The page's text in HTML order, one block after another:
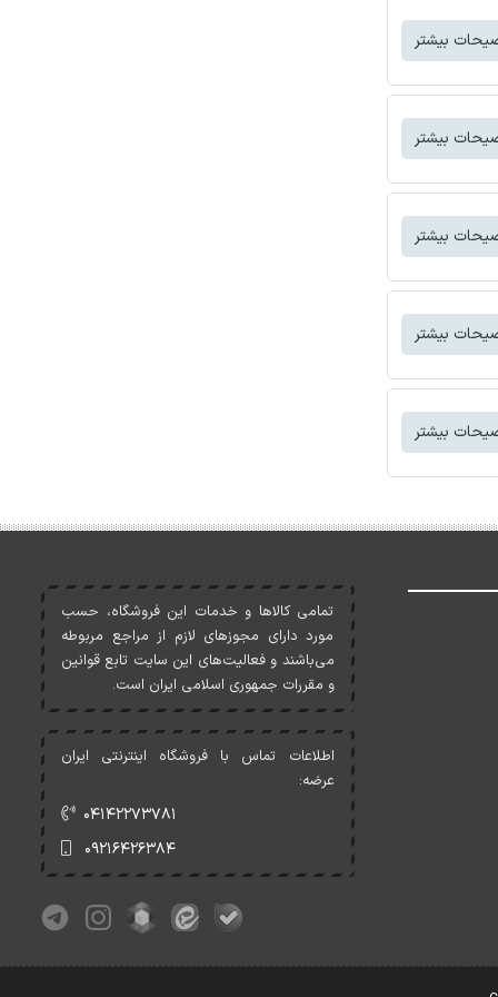
بیشتر
بیشتر
بیشتر
بیشتر
بیشتر
تمامی کالاها و خدمات اين فروشگاه، حسب
مورد دارای مجوزهای لازم از مراجع مربوطه
می‌باشند و فعاليت‌های اين سايت تابع قوانين
و مقررات جمهوری اسلامی ايران است.
اطلاعات تماس با فروشگاه اینترنتی ایران
عرضه:
۰۴۱۴۲۲۷۳۷۸۱
۰۹۲۱۶۴۲۶۳۸۴